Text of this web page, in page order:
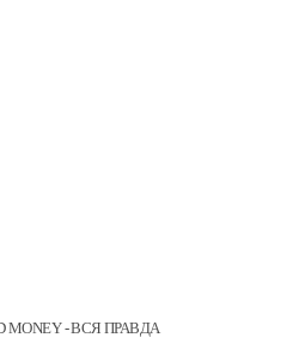
- ВСЯ ПРАВДА